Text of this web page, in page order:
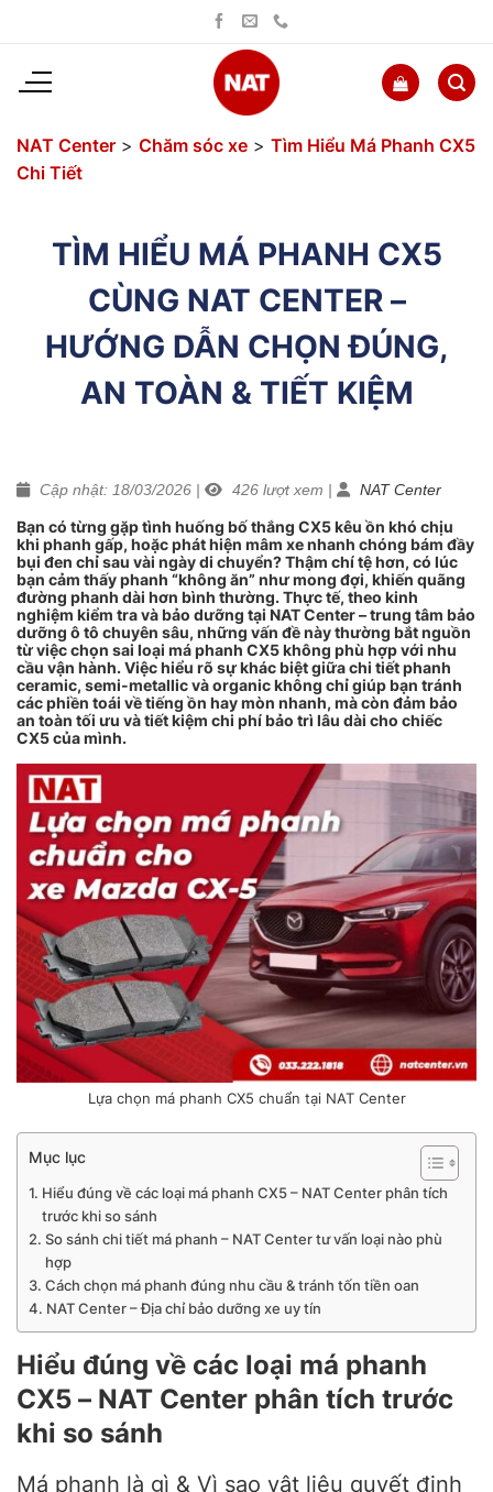
dung
NAT Center > Chăm sóc xe > Tìm Hiểu Má Phanh CX5
Chi Tiết
TÌM HIỂU MÁ PHANH CX5
CÙNG NAT CENTER –
HƯỚNG DẪN CHỌN ĐÚNG,
AN TOÀN & TIẾT KIỆM
Cập nhật: 18/03/2026 | 426 lượt xem | NAT Center
Bạn có từng gặp tình huống bố thắng CX5 kêu ồn khó chịu
khi phanh gấp, hoặc phát hiện mâm xe nhanh chóng bám đầy
bụi đen chỉ sau vài ngày di chuyển? Thậm chí tệ hơn, có lúc
bạn cảm thấy phanh “không ăn” như mong đợi, khiến quãng
đường phanh dài hơn bình thường. Thực tế, theo kinh
nghiệm kiểm tra và bảo dưỡng tại NAT Center – trung tâm bảo
dưỡng ô tô chuyên sâu, những vấn đề này thường bắt nguồn
từ việc chọn sai loại má phanh CX5 không phù hợp với nhu
cầu vận hành. Việc hiểu rõ sự khác biệt giữa chi tiết phanh
ceramic, semi-metallic và organic không chỉ giúp bạn tránh
các phiền toái về tiếng ồn hay mòn nhanh, mà còn đảm bảo
an toàn tối ưu và tiết kiệm chi phí bảo trì lâu dài cho chiếc
CX5 của mình.
Lựa chọn má phanh CX5 chuẩn tại NAT Center
Mục lục
Hiểu đúng về các loại má phanh CX5 – NAT Center phân tích
trước khi so sánh
So sánh chi tiết má phanh – NAT Center tư vấn loại nào phù
hợp
Cách chọn má phanh đúng nhu cầu & tránh tốn tiền oan
NAT Center – Địa chỉ bảo dưỡng xe uy tín
Hiểu đúng về các loại má phanh
CX5 – NAT Center phân tích trước
khi so sánh
Má phanh là gì & Vì sao vật liệu quyết định